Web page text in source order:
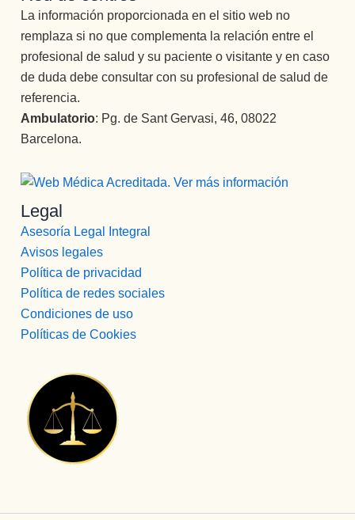
La información proporcionada en el sitio web no
remplaza si no que complementa la relación entre el
profesional de salud y su paciente o visitante y en caso
de duda debe consultar con su profesional de salud de
referencia.
Ambulatorio: Pg. de Sant Gervasi, 46, 08022
Barcelona.
Legal
Asesoría Legal Integral
Avisos legales
Política de privacidad
Política de redes sociales
Condiciones de uso
Políticas de Cookies